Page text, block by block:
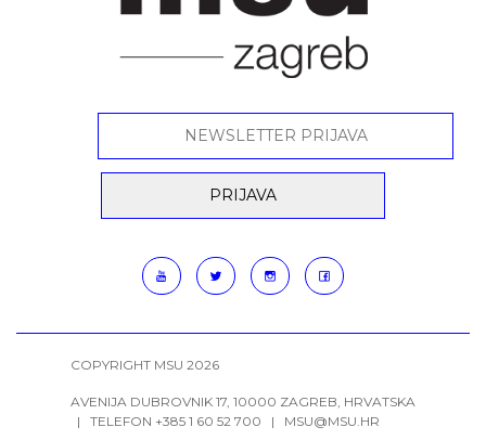
COPYRIGHT MSU 2026
AVENIJA DUBROVNIK 17, 10000 ZAGREB, HRVATSKA
| TELEFON +385 1 60 52 700 | MSU@MSU.HR